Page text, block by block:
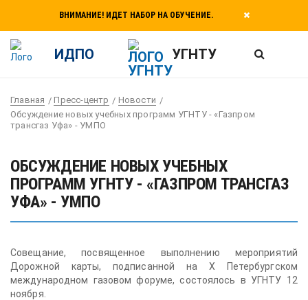
ВНИМАНИЕ! ИДЕТ НАБОР НА ОБУЧЕНИЕ.
ИДПО УГНТУ
Главная Пресс-центр
Новости
Обсуждение новых учебных программ УГНТУ - «Газпром
трансгаз Уфа» - УМПО
ОБСУЖДЕНИЕ НОВЫХ УЧЕБНЫХ
ПРОГРАММ УГНТУ - «ГАЗПРОМ ТРАНСГАЗ
УФА» - УМПО
Совещание, посвященное выполнению мероприятий
Дорожной карты, подписанной на X Петербургском
международном газовом форуме, состоялось в УГНТУ 12
ноября.